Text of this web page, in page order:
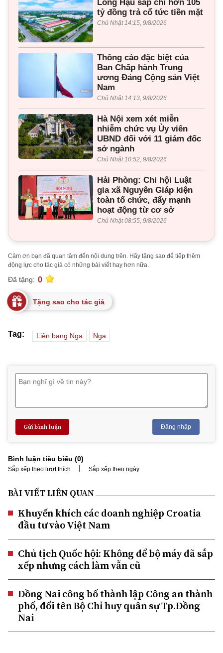
Long Hậu sắp chi hơn 105
tỷ đồng trả cổ tức tiền mặt
Chủ Nhật 14:15, 9/8/2026
Thông cáo đặc biệt của
Ban Chấp hành Trung
ương Đảng Cộng sản Việt
Nam
Chủ Nhật 14:13, 9/8/2026
Hà Nội xem xét miễn
nhiễm chức vụ Ủy viên
UBND đối với 11 giám đốc
sở ngành
Chủ Nhật 10:52, 9/8/2026
Hải Phòng: Chi hội Luật
gia xã Nguyên Giáp kiện
toàn tổ chức, đẩy mạnh
hoạt động từ cơ sở
Chủ Nhật 08:55, 9/8/2026
Cảm ơn bạn đã quan tâm đến nội dung trên. Hãy tặng sao để tiếp thêm
động lực cho tác giả có những bài viết hay hơn nữa.
Đã tặng: 0
Tặng sao cho tác giả
Tag: Liên bang Nga Nga
Gửi bình luận Đăng nhập
Bình luận tiêu biểu (0)
Sắp xếp theo lượt thích | Sắp xếp theo ngày
BÀI VIẾT LIÊN QUAN
Khuyến khích các doanh nghiệp Croatia
đầu tư vào Việt Nam
Chủ tịch Quốc hội: Không để bộ máy đã sắp
xếp nhưng cách làm vẫn cũ
Đồng Nai công bố thành lập Công an thành
phố, đổi tên Bộ Chỉ huy quân sự Tp.Đồng
Nai